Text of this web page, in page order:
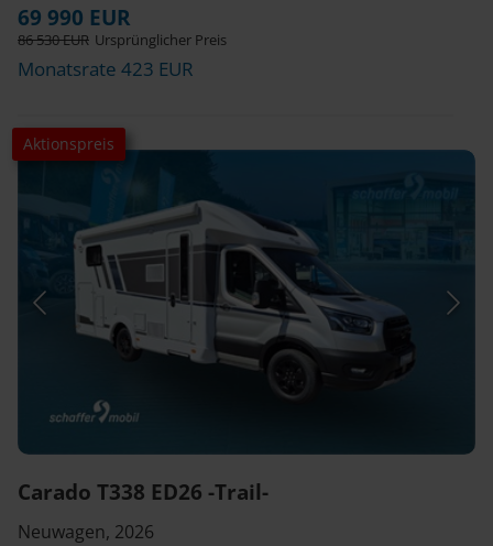
69 990 EUR
86 530 EUR Ursprünglicher Preis
Monatsrate 423 EUR
Aktionspreis
Carado T338 ED26 -Trail-
Neuwagen, 2026